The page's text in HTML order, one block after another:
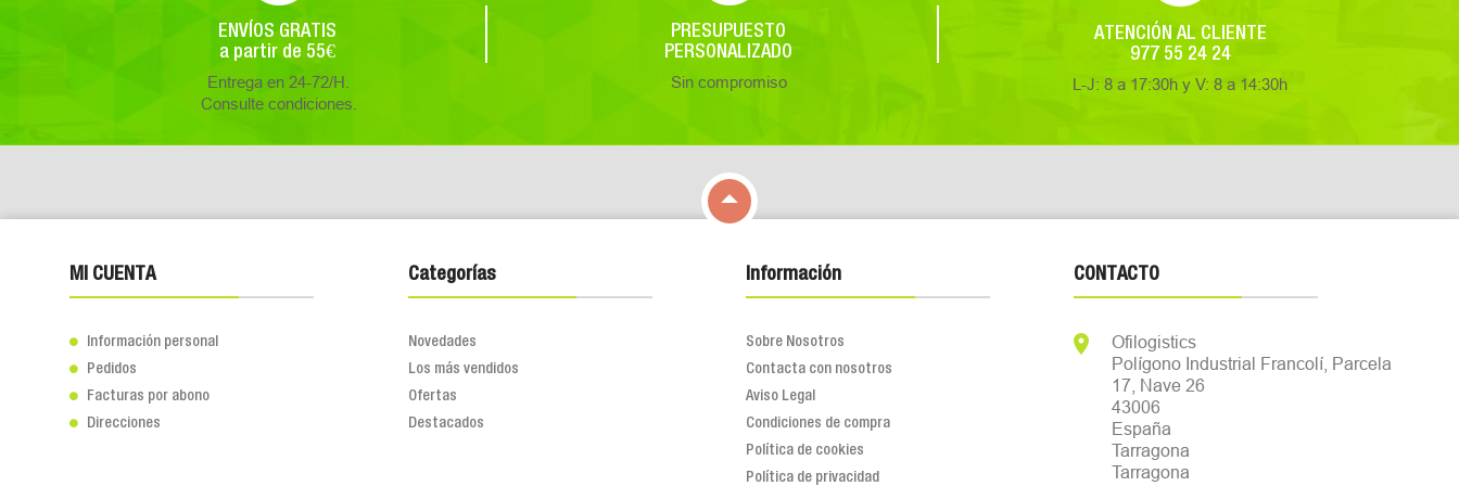
ENVÍOS GRATIS
a partir de 55€
Entrega en 24-72/H.
Consulte condiciones.
PRESUPUESTO
PERSONALIZADO
Sin compromiso
ATENCIÓN AL CLIENTE
977 55 24 24
L-J: 8 a 17:30h y V: 8 a 14:30h

MI CUENTA
 Información personal
 Pedidos
 Facturas por abono
 Direcciones
Categorías
Novedades
Los más vendidos
Ofertas
Destacados
Información
Sobre Nosotros
Contacta con nosotros
Aviso Legal
Condiciones de compra
Política de cookies
Política de privacidad
CONTACTO

Ofilogistics
Polígono Industrial Francolí, Parcela
17, Nave 26
43006
España
Tarragona
Tarragona